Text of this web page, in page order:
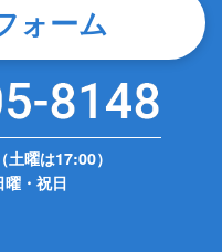
ォーム
曜は17:00）
・祝日